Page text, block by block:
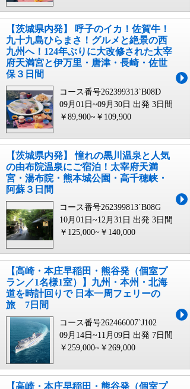
【茨城県内発】 呼子のイカ！佐賀牛！
九十九島ひらまさ！グルメと絶景の西
九州へ！124年ぶりに大改修された太宰
府天満宮と伊万里・唐津・長崎・佐世
保３日間
コース番号262399313`B08D
09月01日~09月30日 出発 3日間
￥89,900~￥109,900
【茨城県内発】 憧れの黒川温泉と人気
の由布院温泉にご宿泊！太宰府天満
宮・湯布院・熊本城公園・高千穂峡・
阿蘇３日間
コース番号262399813`B08G
10月01日~12月31日 出発 3日間
￥125,000~￥140,000
【高崎・本庄早稲田・熊谷発（個室プ
ラン／1名様1室）】九州・本州・北海
道を時計回りで 日本一周フェリーの
旅 7日間
コース番号262466007`J102
09月14日~11月09日 出発 7日間
￥259,000~￥269,000
【高崎・本庄早稲田・熊谷発（個室プ